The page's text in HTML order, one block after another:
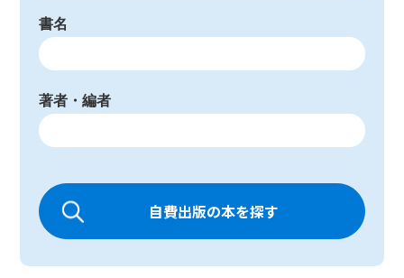
書名
著者・編者
自費出版の本を探す